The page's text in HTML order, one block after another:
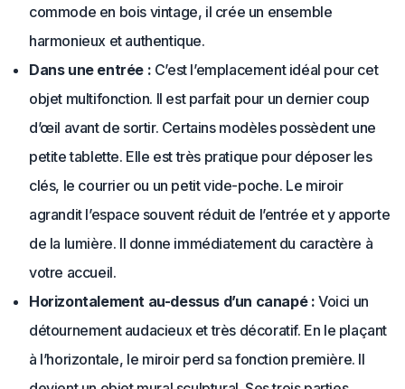
commode en bois vintage, il crée un ensemble
harmonieux et authentique.
Dans une entrée : C’est l’emplacement idéal pour cet
objet multifonction. Il est parfait pour un dernier coup
d’œil avant de sortir. Certains modèles possèdent une
petite tablette. Elle est très pratique pour déposer les
clés, le courrier ou un petit vide-poche. Le miroir
agrandit l’espace souvent réduit de l’entrée et y apporte
de la lumière. Il donne immédiatement du caractère à
votre accueil.
Horizontalement au-dessus d’un canapé : Voici un
détournement audacieux et très décoratif. En le plaçant
à l’horizontale, le miroir perd sa fonction première. Il